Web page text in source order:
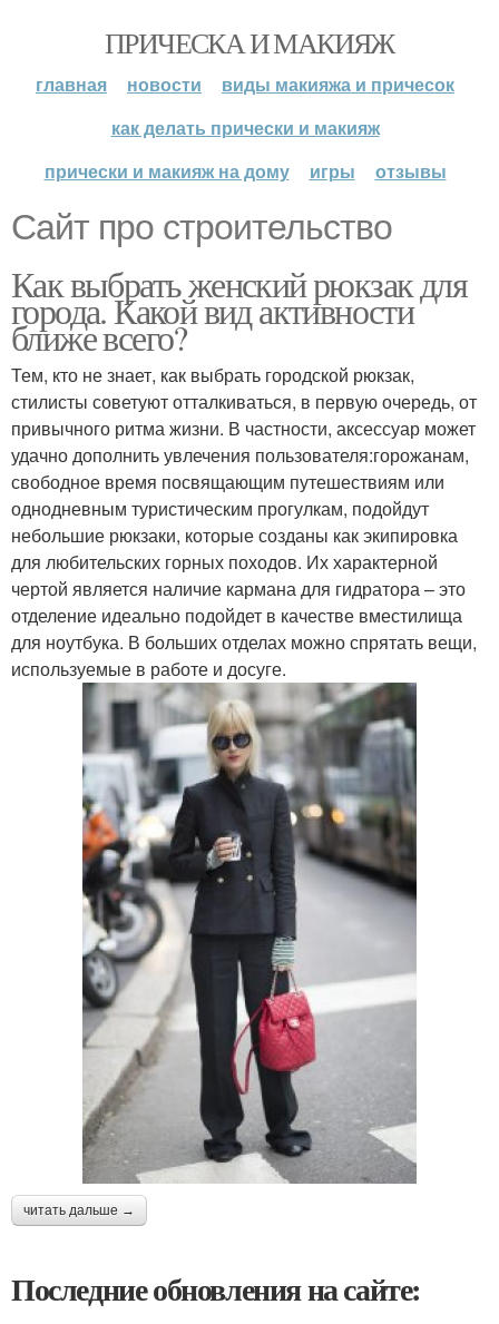
ПРИЧЕСКА И МАКИЯЖ
главная новости
виды макияжа и причесок
как делать прически и макияж
прически и макияж на дому
игры отзывы
Cайт про строительство
Как выбрать женский рюкзак для
города. Какой вид активности
ближе всего?
Тем, кто не знает, как выбрать городской рюкзак,
стилисты советуют отталкиваться, в первую очередь, от
привычного ритма жизни. В частности, аксессуар может
удачно дополнить увлечения пользователя:горожанам,
свободное время посвящающим путешествиям или
однодневным туристическим прогулкам, подойдут
небольшие рюкзаки, которые созданы как экипировка
для любительских горных походов. Их характерной
чертой является наличие кармана для гидратора – это
отделение идеально подойдет в качестве вместилища
для ноутбука. В больших отделах можно спрятать вещи,
используемые в работе и досуге.
читать дальше →
Последние обновления на сайте: